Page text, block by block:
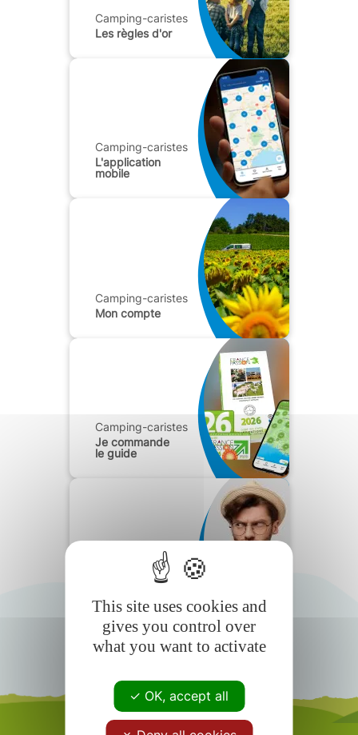
Camping-caristes
Les règles d'or
Camping-caristes
L'application
mobile
Camping-caristes
Mon compte
Camping-caristes
Je commande
le guide
Camping-caristes
This site uses cookies and
gives you control over
what you want to activate
OK, accept all